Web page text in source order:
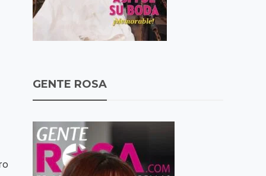
GENTE ROSA